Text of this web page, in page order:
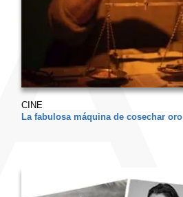
CINE
La fabulosa máquina de cosechar oro